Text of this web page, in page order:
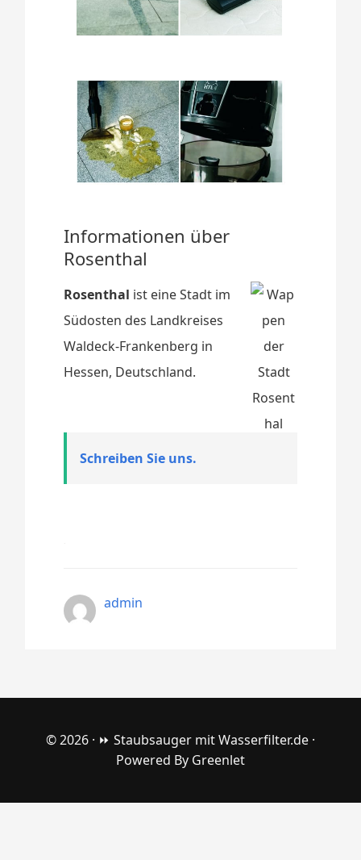
Informationen über
Rosenthal
Rosenthal ist eine Stadt im
Südosten des Landkreises
Waldeck-Frankenberg in
Hessen, Deutschland.
Schreiben Sie uns.
admin
© 2026 · ⏩ Staubsauger mit Wasserfilter.de ·
Powered By Greenlet